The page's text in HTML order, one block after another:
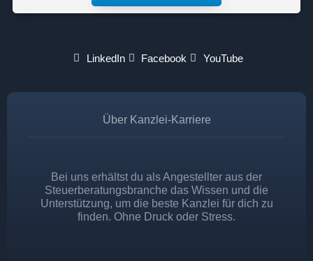
LinkedIn Facebook YouTube
Über Kanzlei-Karriere
Bei uns erhältst du als Angestellter aus der
Steuerberatungsbranche das Wissen und die
Unterstützung, um die beste Kanzlei für dich zu
finden. Ohne Druck oder Stress.